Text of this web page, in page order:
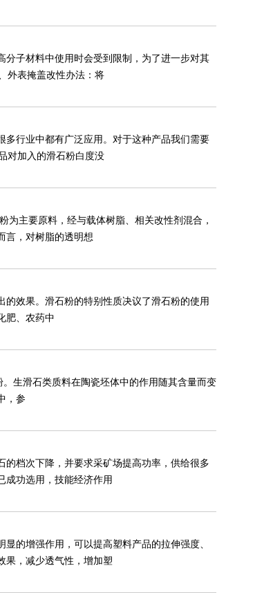
子材料中使用时会受到限制，为了进一步对其
外表掩盖改性办法：将
行业中都有广泛应用。对于这种产品我们需要
对加入的滑石粉白度没
主要原料，经与载体树脂、相关改性剂混合，
言，对树脂的透明想
效果。滑石粉的特别性质决议了滑石粉的使用
肥、农药中
生滑石类质料在陶瓷坯体中的作用随其含量而变
，参
档次下降，并要求采矿场提高功率，供给很多
成功选用，技能经济作用
的增强作用，可以提高塑料产品的拉伸强度、
果，减少透气性，增加塑